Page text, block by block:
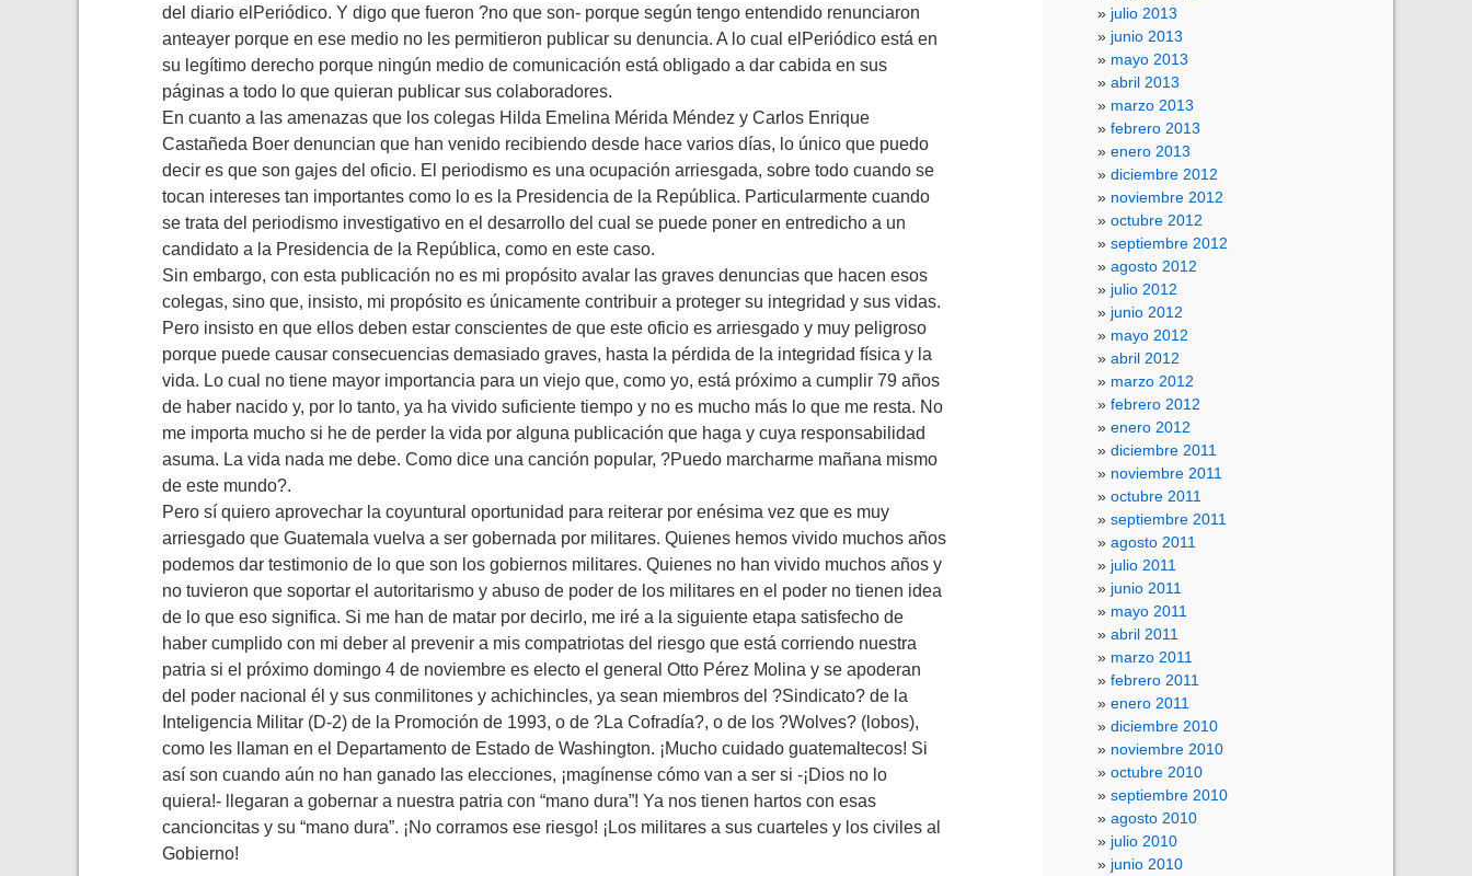
del diario elPeriódico. Y digo que fueron ?no que son- porque según tengo entendido renunciaron
anteayer porque en ese medio no les permitieron publicar su denuncia. A lo cual elPeriódico está en
su legítimo derecho porque ningún medio de comunicación está obligado a dar cabida en sus
páginas a todo lo que quieran publicar sus colaboradores.
En cuanto a las amenazas que los colegas Hilda Emelina Mérida Méndez y Carlos Enrique
Castañeda Boer denuncian que han venido recibiendo desde hace varios días, lo único que puedo
decir es que son gajes del oficio. El periodismo es una ocupación arriesgada, sobre todo cuando se
tocan intereses tan importantes como lo es la Presidencia de la República. Particularmente cuando
se trata del periodismo investigativo en el desarrollo del cual se puede poner en entredicho a un
candidato a la Presidencia de la República, como en este caso.
Sin embargo, con esta publicación no es mi propósito avalar las graves denuncias que hacen esos
colegas, sino que, insisto, mi propósito es únicamente contribuir a proteger su integridad y sus vidas.
Pero insisto en que ellos deben estar conscientes de que este oficio es arriesgado y muy peligroso
porque puede causar consecuencias demasiado graves, hasta la pérdida de la integridad física y la
vida. Lo cual no tiene mayor importancia para un viejo que, como yo, está próximo a cumplir 79 años
de haber nacido y, por lo tanto, ya ha vivido suficiente tiempo y no es mucho más lo que me resta. No
me importa mucho si he de perder la vida por alguna publicación que haga y cuya responsabilidad
asuma. La vida nada me debe. Como dice una canción popular, ?Puedo marcharme mañana mismo
de este mundo?.
Pero sí quiero aprovechar la coyuntural oportunidad para reiterar por enésima vez que es muy
arriesgado que Guatemala vuelva a ser gobernada por militares. Quienes hemos vivido muchos años
podemos dar testimonio de lo que son los gobiernos militares. Quienes no han vivido muchos años y
no tuvieron que soportar el autoritarismo y abuso de poder de los militares en el poder no tienen idea
de lo que eso significa. Si me han de matar por decirlo, me iré a la siguiente etapa satisfecho de
haber cumplido con mi deber al prevenir a mis compatriotas del riesgo que está corriendo nuestra
patria si el próximo domingo 4 de noviembre es electo el general Otto Pérez Molina y se apoderan
del poder nacional él y sus conmilitones y achichincles, ya sean miembros del ?Sindicato? de la
Inteligencia Militar (D-2) de la Promoción de 1993, o de ?La Cofradía?, o de los ?Wolves? (lobos),
como les llaman en el Departamento de Estado de Washington. ¡Mucho cuidado guatemaltecos! Si
así son cuando aún no han ganado las elecciones, ¡magínense cómo van a ser si -¡Dios no lo
quiera!- llegaran a gobernar a nuestra patria con “mano dura”! Ya nos tienen hartos con esas
cancioncitas y su “mano dura”. ¡No corramos ese riesgo! ¡Los militares a sus cuarteles y los civiles al
Gobierno!
julio 2013
junio 2013
mayo 2013
abril 2013
marzo 2013
febrero 2013
enero 2013
diciembre 2012
noviembre 2012
octubre 2012
septiembre 2012
agosto 2012
julio 2012
junio 2012
mayo 2012
abril 2012
marzo 2012
febrero 2012
enero 2012
diciembre 2011
noviembre 2011
octubre 2011
septiembre 2011
agosto 2011
julio 2011
junio 2011
mayo 2011
abril 2011
marzo 2011
febrero 2011
enero 2011
diciembre 2010
noviembre 2010
octubre 2010
septiembre 2010
agosto 2010
julio 2010
junio 2010